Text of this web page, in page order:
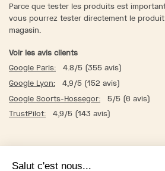
Parce que tester les produits est
vous pourrez tester directement le
magasin.
Voir les avis clients
Google Paris:
4.8/5 (355 avis)
Google Lyon:
4,9/5 (152 avis)
Google Soorts-Hossegor:
5/5 (6 avis)
TrustPilot:
4,9/5 (143 avis)